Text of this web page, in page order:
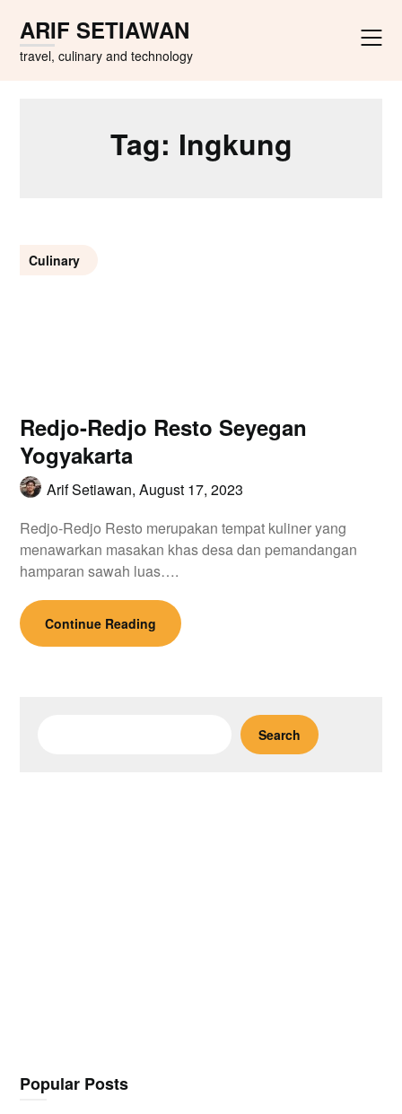
content
ARIF SETIAWAN
travel, culinary and technology
Tag: Ingkung
Culinary
Redjo-Redjo Resto Seyegan
Yogyakarta
Arif Setiawan,August 17, 2023
Redjo-Redjo Resto merupakan tempat kuliner yang
menawarkan masakan khas desa dan pemandangan
hamparan sawah luas….
Continue Reading
Search
Popular Posts